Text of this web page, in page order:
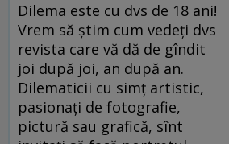
Dilema este cu dvs de 18 ani!
Vrem să ştim cum vedeţi dvs
revista care vă dă de gîndit
joi după joi, an după an.
Dilematicii cu simţ artistic,
pasionaţi de fotografie,
pictură sau grafică, sînt